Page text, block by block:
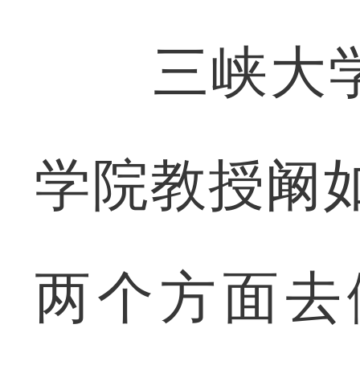
三峡大学
学院教授阚
两个方面